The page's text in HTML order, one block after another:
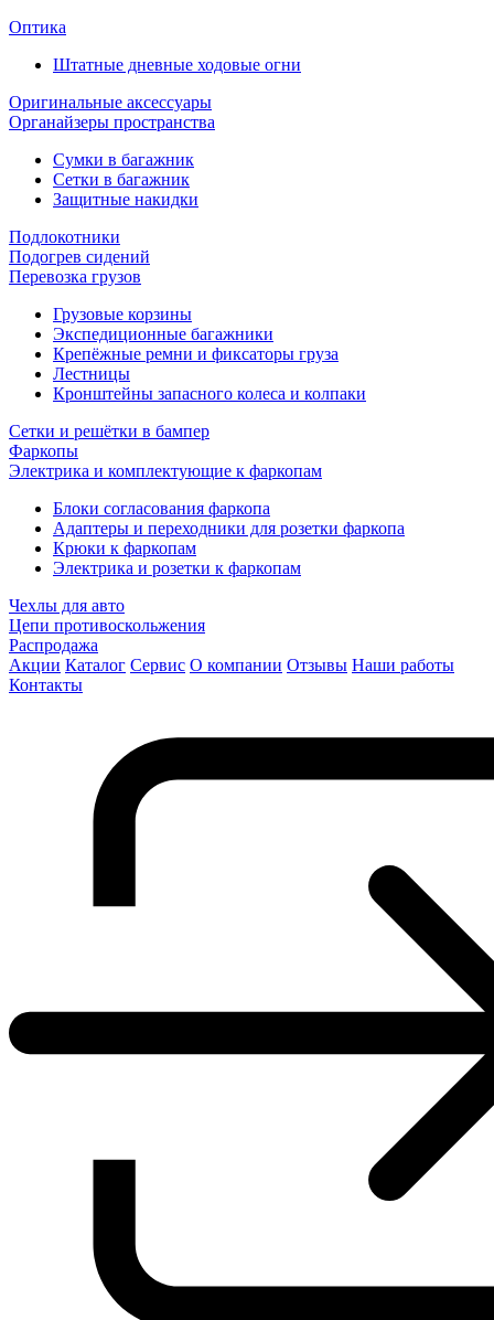
Оптика
Штатные дневные ходовые огни
Оригинальные аксессуары
Органайзеры пространства
Сумки в багажник
Сетки в багажник
Защитные накидки
Подлокотники
Подогрев сидений
Перевозка грузов
Грузовые корзины
Экспедиционные багажники
Крепёжные ремни и фиксаторы груза
Лестницы
Кронштейны запасного колеса и колпаки
Сетки и решётки в бампер
Фаркопы
Электрика и комплектующие к фаркопам
Блоки согласования фаркопа
Адаптеры и переходники для розетки фаркопа
Крюки к фаркопам
Электрика и розетки к фаркопам
Чехлы для авто
Цепи противоскольжения
Распродажа
Акции Каталог Сервис О компании Отзывы Наши работы
Контакты